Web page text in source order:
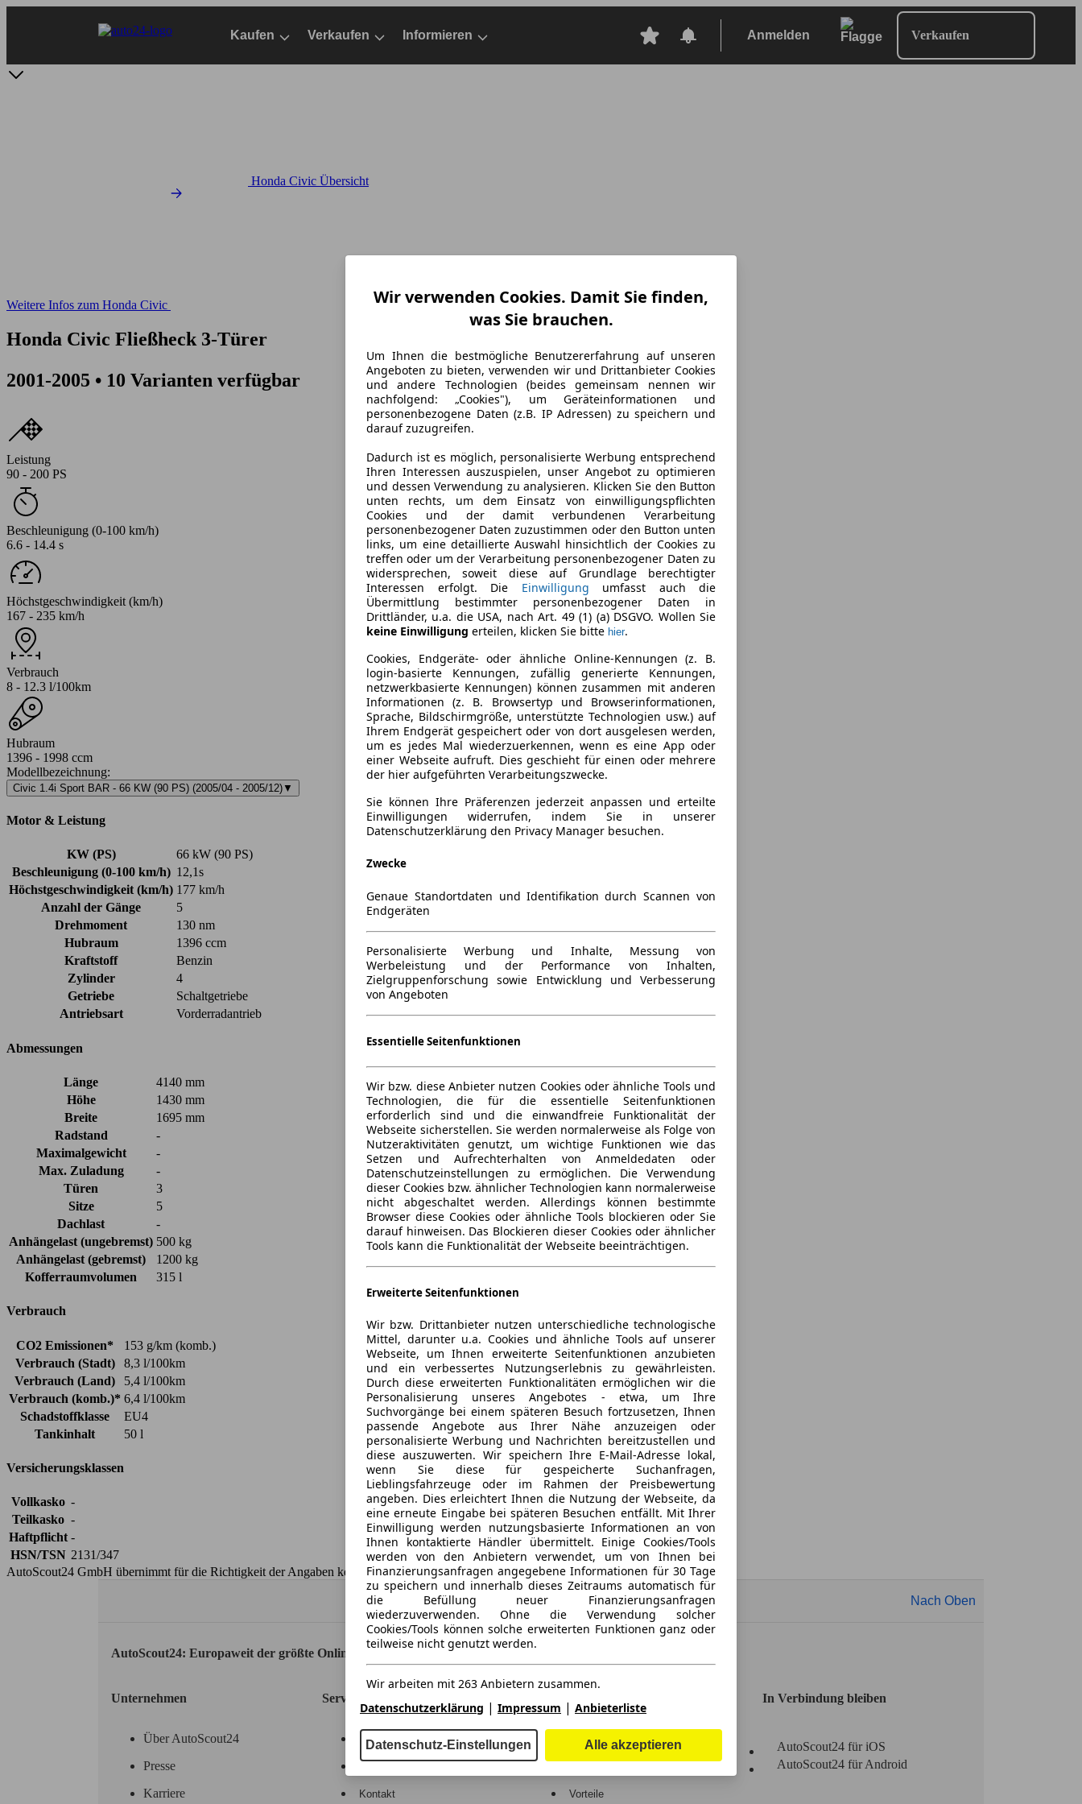
Kaufen Verkaufen Informieren Anmelden Verkaufen
Honda Civic Übersicht
Weitere Infos zum Honda Civic
Honda Civic Fließheck 3-Türer
2001-2005 • 10 Varianten verfügbar
Leistung
90 - 200 PS
Beschleunigung (0-100 km/h)
6.6 - 14.4 s
Höchstgeschwindigkeit (km/h)
167 - 235 km/h
Verbrauch
8 - 12.3 l/100km
Hubraum
1396 - 1998 ccm
Modellbezeichnung:
Civic 1.4i Sport BAR - 66 KW (90 PS) (2005/04 - 2005/12)▼
Motor & Leistung
KW (PS)
66 kW (90 PS)
Beschleunigung (0-100 km/h) 12,1s
Höchstgeschwindigkeit (km/h) 177 km/h
Anzahl der Gänge
5
Drehmoment
130 nm
Hubraum
1396 ccm
Kraftstoff
Benzin
Zylinder
4
Getriebe
Schaltgetriebe
Antriebsart
Vorderradantrieb
Abmessungen
Länge
4140 mm
Höhe
1430 mm
Breite
1695 mm
Radstand
-
Maximalgewicht
-
Max. Zuladung
-
Türen
3
Sitze
5
Dachlast
-
Anhängelast (ungebremst) 500 kg
Anhängelast (gebremst)
1200 kg
Kofferraumvolumen
315 l
Verbrauch
CO2 Emissionen*
153 g/km (komb.)
Verbrauch (Stadt)
8,3 l/100km
Verbrauch (Land)
5,4 l/100km
Verbrauch (komb.)* 6,4 l/100km
Schadstoffklasse
EU4
Tankinhalt
50 l
Versicherungsklassen
Vollkasko -
Teilkasko -
Haftpflicht -
HSN/TSN 2131/347
AutoScout24 GmbH übernimmt für die Richtigkeit der Angaben keine Gewähr.
Nach Oben
AutoScout24: Europaweit der größte Online-Automarkt.
Unternehmen
Über AutoScout24
Presse
Karriere
Service
Hilfe
Kontakt
Anmelden
Vorteile
In Verbindung bleiben
AutoScout24 für iOS
AutoScout24 für Android
Wir verwenden Cookies. Damit Sie finden,
was Sie brauchen.
Um Ihnen die bestmögliche Benutzererfahrung auf unseren
Angeboten zu bieten, verwenden wir und Drittanbieter Cookies
und andere Technologien (beides gemeinsam nennen wir
nachfolgend: „Cookies"), um Geräteinformationen und
personenbezogene Daten (z.B. IP Adressen) zu speichern und
darauf zuzugreifen.
Dadurch ist es möglich, personalisierte Werbung entsprechend
Ihren Interessen auszuspielen, unser Angebot zu optimieren
und dessen Verwendung zu analysieren. Klicken Sie den Button
unten rechts, um dem Einsatz von einwilligungspflichten
Cookies und der damit verbundenen Verarbeitung
personenbezogener Daten zuzustimmen oder den Button unten
links, um eine detaillierte Auswahl hinsichtlich der Cookies zu
treffen oder um der Verarbeitung personenbezogener Daten zu
widersprechen, soweit diese auf Grundlage berechtigter
Interessen erfolgt. Die Einwilligung umfasst auch die
Übermittlung bestimmter personenbezogener Daten in
Drittländer, u.a. die USA, nach Art. 49 (1) (a) DSGVO. Wollen Sie
keine Einwilligung erteilen, klicken Sie bitte hier.
Cookies, Endgeräte- oder ähnliche Online-Kennungen (z. B.
login-basierte Kennungen, zufällig generierte Kennungen,
netzwerkbasierte Kennungen) können zusammen mit anderen
Informationen (z. B. Browsertyp und Browserinformationen,
Sprache, Bildschirmgröße, unterstützte Technologien usw.) auf
Ihrem Endgerät gespeichert oder von dort ausgelesen werden,
um es jedes Mal wiederzuerkennen, wenn es eine App oder
einer Webseite aufruft. Dies geschieht für einen oder mehrere
der hier aufgeführten Verarbeitungszwecke.
Sie können Ihre Präferenzen jederzeit anpassen und erteilte
Einwilligungen widerrufen, indem Sie in unserer
Datenschutzerklärung den Privacy Manager besuchen.
Zwecke
Genaue Standortdaten und Identifikation durch Scannen von
Endgeräten
Personalisierte Werbung und Inhalte, Messung von
Werbeleistung und der Performance von Inhalten,
Zielgruppenforschung sowie Entwicklung und Verbesserung
von Angeboten
Essentielle Seitenfunktionen
Wir bzw. diese Anbieter nutzen Cookies oder ähnliche Tools und
Technologien, die für die essentielle Seitenfunktionen
erforderlich sind und die einwandfreie Funktionalität der
Webseite sicherstellen. Sie werden normalerweise als Folge von
Nutzeraktivitäten genutzt, um wichtige Funktionen wie das
Setzen und Aufrechterhalten von Anmeldedaten oder
Datenschutzeinstellungen zu ermöglichen. Die Verwendung
dieser Cookies bzw. ähnlicher Technologien kann normalerweise
nicht abgeschaltet werden. Allerdings können bestimmte
Browser diese Cookies oder ähnliche Tools blockieren oder Sie
darauf hinweisen. Das Blockieren dieser Cookies oder ähnlicher
Tools kann die Funktionalität der Webseite beeinträchtigen.
Erweiterte Seitenfunktionen
Wir bzw. Drittanbieter nutzen unterschiedliche technologische
Mittel, darunter u.a. Cookies und ähnliche Tools auf unserer
Webseite, um Ihnen erweiterte Seitenfunktionen anzubieten
und ein verbessertes Nutzungserlebnis zu gewährleisten.
Durch diese erweiterten Funktionalitäten ermöglichen wir die
Personalisierung unseres Angebotes - etwa, um Ihre
Suchvorgänge bei einem späteren Besuch fortzusetzen, Ihnen
passende Angebote aus Ihrer Nähe anzuzeigen oder
personalisierte Werbung und Nachrichten bereitzustellen und
diese auszuwerten. Wir speichern Ihre E-Mail-Adresse lokal,
wenn Sie diese für gespeicherte Suchanfragen,
Lieblingsfahrzeuge oder im Rahmen der Preisbewertung
angeben. Dies erleichtert Ihnen die Nutzung der Webseite, da
eine erneute Eingabe bei späteren Besuchen entfällt. Mit Ihrer
Einwilligung werden nutzungsbasierte Informationen an von
Ihnen kontaktierte Händler übermittelt. Einige Cookies/Tools
werden von den Anbietern verwendet, um von Ihnen bei
Finanzierungsanfragen angegebene Informationen für 30 Tage
zu speichern und innerhalb dieses Zeitraums automatisch für
die Befüllung neuer Finanzierungsanfragen
wiederzuverwenden. Ohne die Verwendung solcher
Cookies/Tools können solche erweiterten Funktionen ganz oder
teilweise nicht genutzt werden.
Wir arbeiten mit 263 Anbietern zusammen.
Datenschutzerklärung | Impressum | Anbieterliste
Datenschutz-Einstellungen Alle akzeptieren